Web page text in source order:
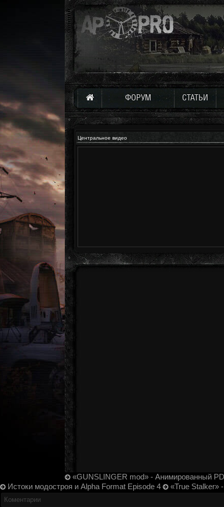
ФОРУМ СТАТЬИ
Центральное видео
«GUNSLINGER mod» - Анимированный
Истоки модостроя и Alpha Format Episode 4
«True Stalker»
Коментарии